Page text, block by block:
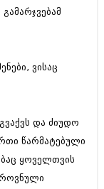
ვისაც
და ძიუდო
წარმატებული
ყოველთვის